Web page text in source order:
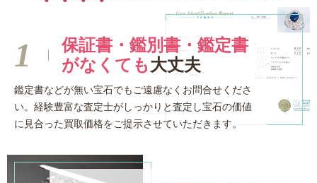
保証書・鑑別書・鑑定書
がなくても大丈夫
鑑定書などが無い宝石でもご遠慮なくお問合せくださ
い。経験豊富な査定士がしっかりと査定し宝石の価値
に見合った買取価格をご提示させていただきます。